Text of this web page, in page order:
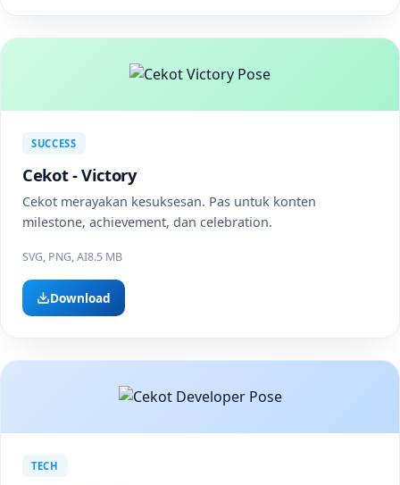
SUCCESS
Cekot - Victory
Cekot merayakan kesuksesan. Pas untuk konten
milestone, achievement, dan celebration.
SVG, PNG, AI8.5 MB
Download
TECH